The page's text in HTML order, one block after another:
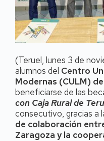
(Teruel, lunes 3 de
alumnos del Centro
Modernas (CULM)
beneficiarse de las
con Caja Rural de
consecutivo, gracias a
de colaboración
Zaragoza y la